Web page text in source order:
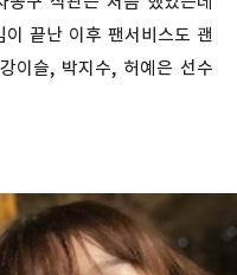
끝난 이후 팬서비스도 괜
이슬, 박지수, 허예은 선수